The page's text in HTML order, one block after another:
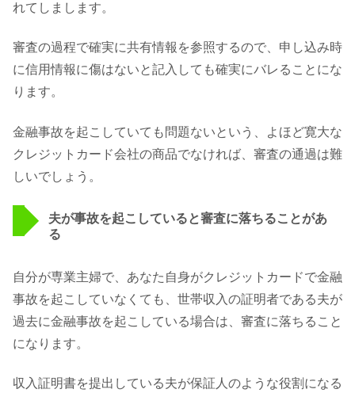
れてしまします。
審査の過程で確実に共有情報を参照するので、申し込み時
に信用情報に傷はないと記入しても確実にバレることにな
ります。
金融事故を起こしていても問題ないという、よほど寛大な
クレジットカード会社の商品でなければ、審査の通過は難
しいでしょう。
夫が事故を起こしていると審査に落ちることがあ
る
自分が専業主婦で、あなた自身がクレジットカードで金融
事故を起こしていなくても、世帯収入の証明者である夫が
過去に金融事故を起こしている場合は、審査に落ちること
になります。
収入証明書を提出している夫が保証人のような役割になる